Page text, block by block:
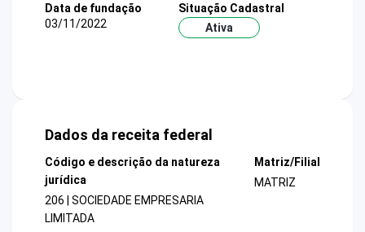
Data de fundação
03/11/2022
Situação Cadastral
Ativa
Dados da receita federal
Código e descrição da natureza
jurídica
206 | SOCIEDADE EMPRESARIA
LIMITADA
Matriz/Filial
MATRIZ